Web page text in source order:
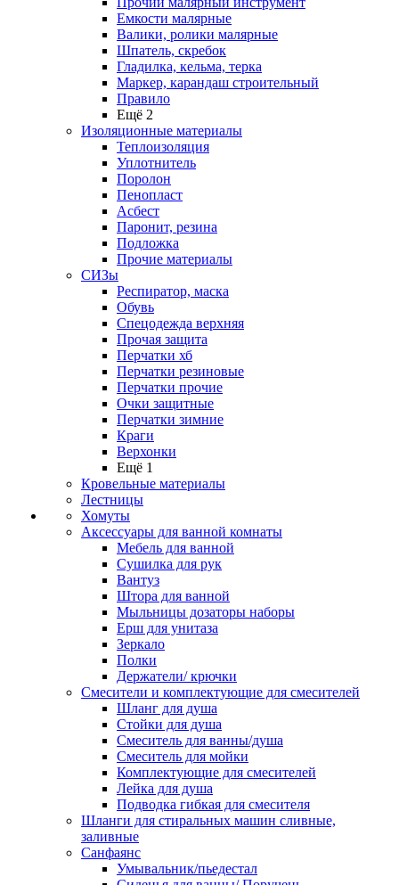
Емкости малярные
Валики, ролики малярные
Шпатель, скребок
Гладилка, кельма, терка
Маркер, карандаш строительный
Правило
Ещё 2
Изоляционные материалы
Теплоизоляция
Уплотнитель
Поролон
Пенопласт
Асбест
Паронит, резина
Подложка
Прочие материалы
СИЗы
Респиратор, маска
Обувь
Спецодежда верхняя
Прочая защита
Перчатки хб
Перчатки резиновые
Перчатки прочие
Очки защитные
Перчатки зимние
Краги
Верхонки
Ещё 1
Кровельные материалы
Лестницы
Хомуты
Аксессуары для ванной комнаты
Мебель для ванной
Сушилка для рук
Вантуз
Штора для ванной
Мыльницы дозаторы наборы
Ерш для унитаза
Зеркало
Полки
Держатели/ крючки
Смесители и комплектующие для смесителей
Шланг для душа
Стойки для душа
Смеситель для ванны/душа
Смеситель для мойки
Комплектующие для смесителей
Лейка для душа
Подводка гибкая для смесителя
Шланги для стиральных машин сливные,
заливные
Санфаянс
Умывальник/пьедестал